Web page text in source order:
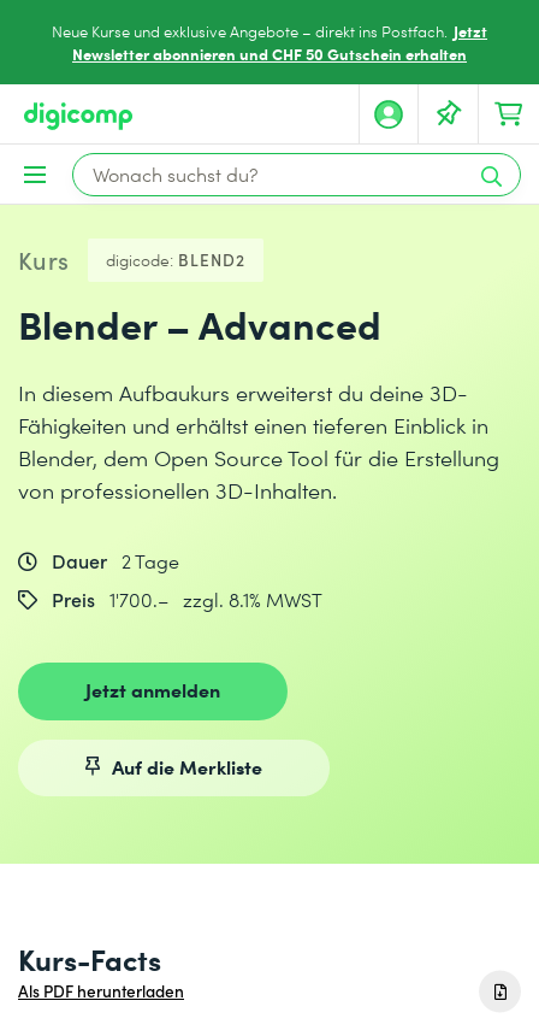
Neue Kurse und exklusive Angebote – direkt ins Postfach. Jetzt
Newsletter abonnieren und CHF 50 Gutschein erhalten
Kurs digicode: BLEND2
Blender – Advanced
In diesem Aufbaukurs erweiterst du deine 3D-
Fähigkeiten und erhältst einen tieferen Einblick in
Blender, dem Open Source Tool für die Erstellung
von professionellen 3D-Inhalten.
Dauer
2 Tage
Preis 1'700.– zzgl. 8.1% MWST
Jetzt anmelden
Auf die Merkliste
Kurs-Facts
Als PDF herunterladen